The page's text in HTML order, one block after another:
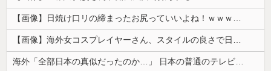
【画像】日焼け口リの締まったお尻っていいよね！ｗｗｗｗｗ
【画像】海外女コスプレイヤーさん、スタイルの良さで日本人を圧倒してしまう 【Pickup06072001】
海外「全部日本の真似だったのか…」 日本の普通のテレビ番組が最新SNSの数十年先を行っていたと話題に